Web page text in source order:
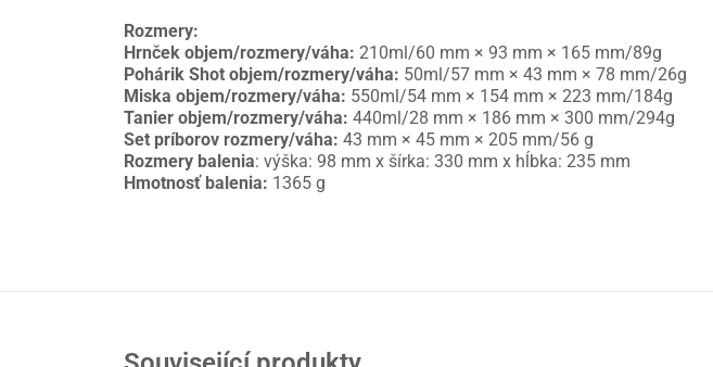
Rozmery:
Hrnček objem/rozmery/váha: 210ml/60 mm × 93 mm × 165 mm/89g
Pohárik Shot objem/rozmery/váha: 50ml/57 mm × 43 mm × 78 mm/26g
Miska objem/rozmery/váha: 550ml/54 mm × 154 mm × 223 mm/184g
Tanier objem/rozmery/váha: 440ml/28 mm × 186 mm × 300 mm/294g
Set príborov rozmery/váha: 43 mm × 45 mm × 205 mm/56 g
Rozmery balenia: výška: 98 mm x šírka: 330 mm x hĺbka: 235 mm
Hmotnosť balenia: 1365 g